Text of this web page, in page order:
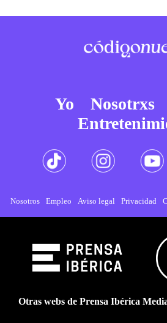
Yo Nosotrxs
Nosotros Empleo Aviso legal Privacidad
Otras webs de Prensa Ibérica